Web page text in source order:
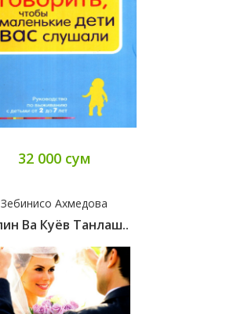
32 000 сум
Зебинисо Ахмедова
Ва Куёв Танлаш..